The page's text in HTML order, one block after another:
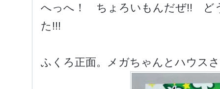
へっへ！ ちょろいもんだぜ!! ど
た!!!
ふくろ正面。メガちゃんとハウス